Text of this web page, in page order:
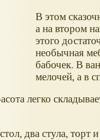
В этом
а на втором
этого
необычная
бабочек. В
мелочей, а в
легко
два стула, торт